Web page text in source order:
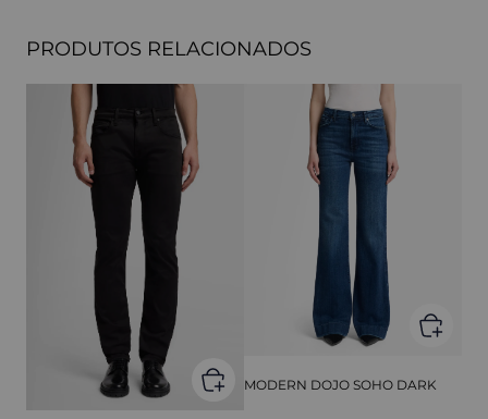
PRODUTOS RELACIONADOS
MODERN DOJO SOHO DARK